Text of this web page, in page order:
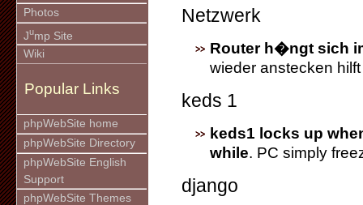
Photos
Jump Site
Wiki
Popular Links
phpWebSite home
phpWebSite Directory
phpWebSite English
Support
phpWebSite Themes
Netzwerk
Router h�ngt sich
wieder anstecken hilft
keds 1
keds1 locks up
while. PC simply
django